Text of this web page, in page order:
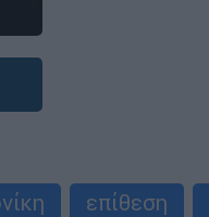
επίθεση